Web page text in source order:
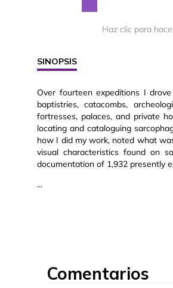
Haz clic para
SINOPSIS
Over fourteen expeditions I
baptistries, catacombs,
fortresses, palaces, and private
locating and cataloguing
how I did my work, noted what
visual characteristics found on
documentation of 1,932 presently
...
Comentarios